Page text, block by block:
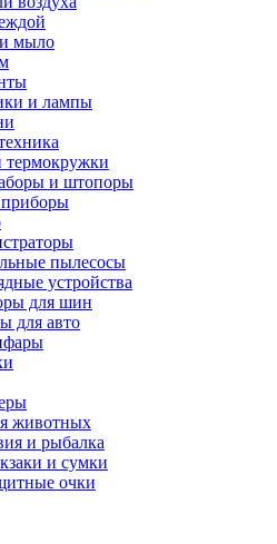
мыло
и лампы
термокружки
и штопоры
пылесосы
устройства
для шин
для авто
животных
и рыбалка
и сумки
очки